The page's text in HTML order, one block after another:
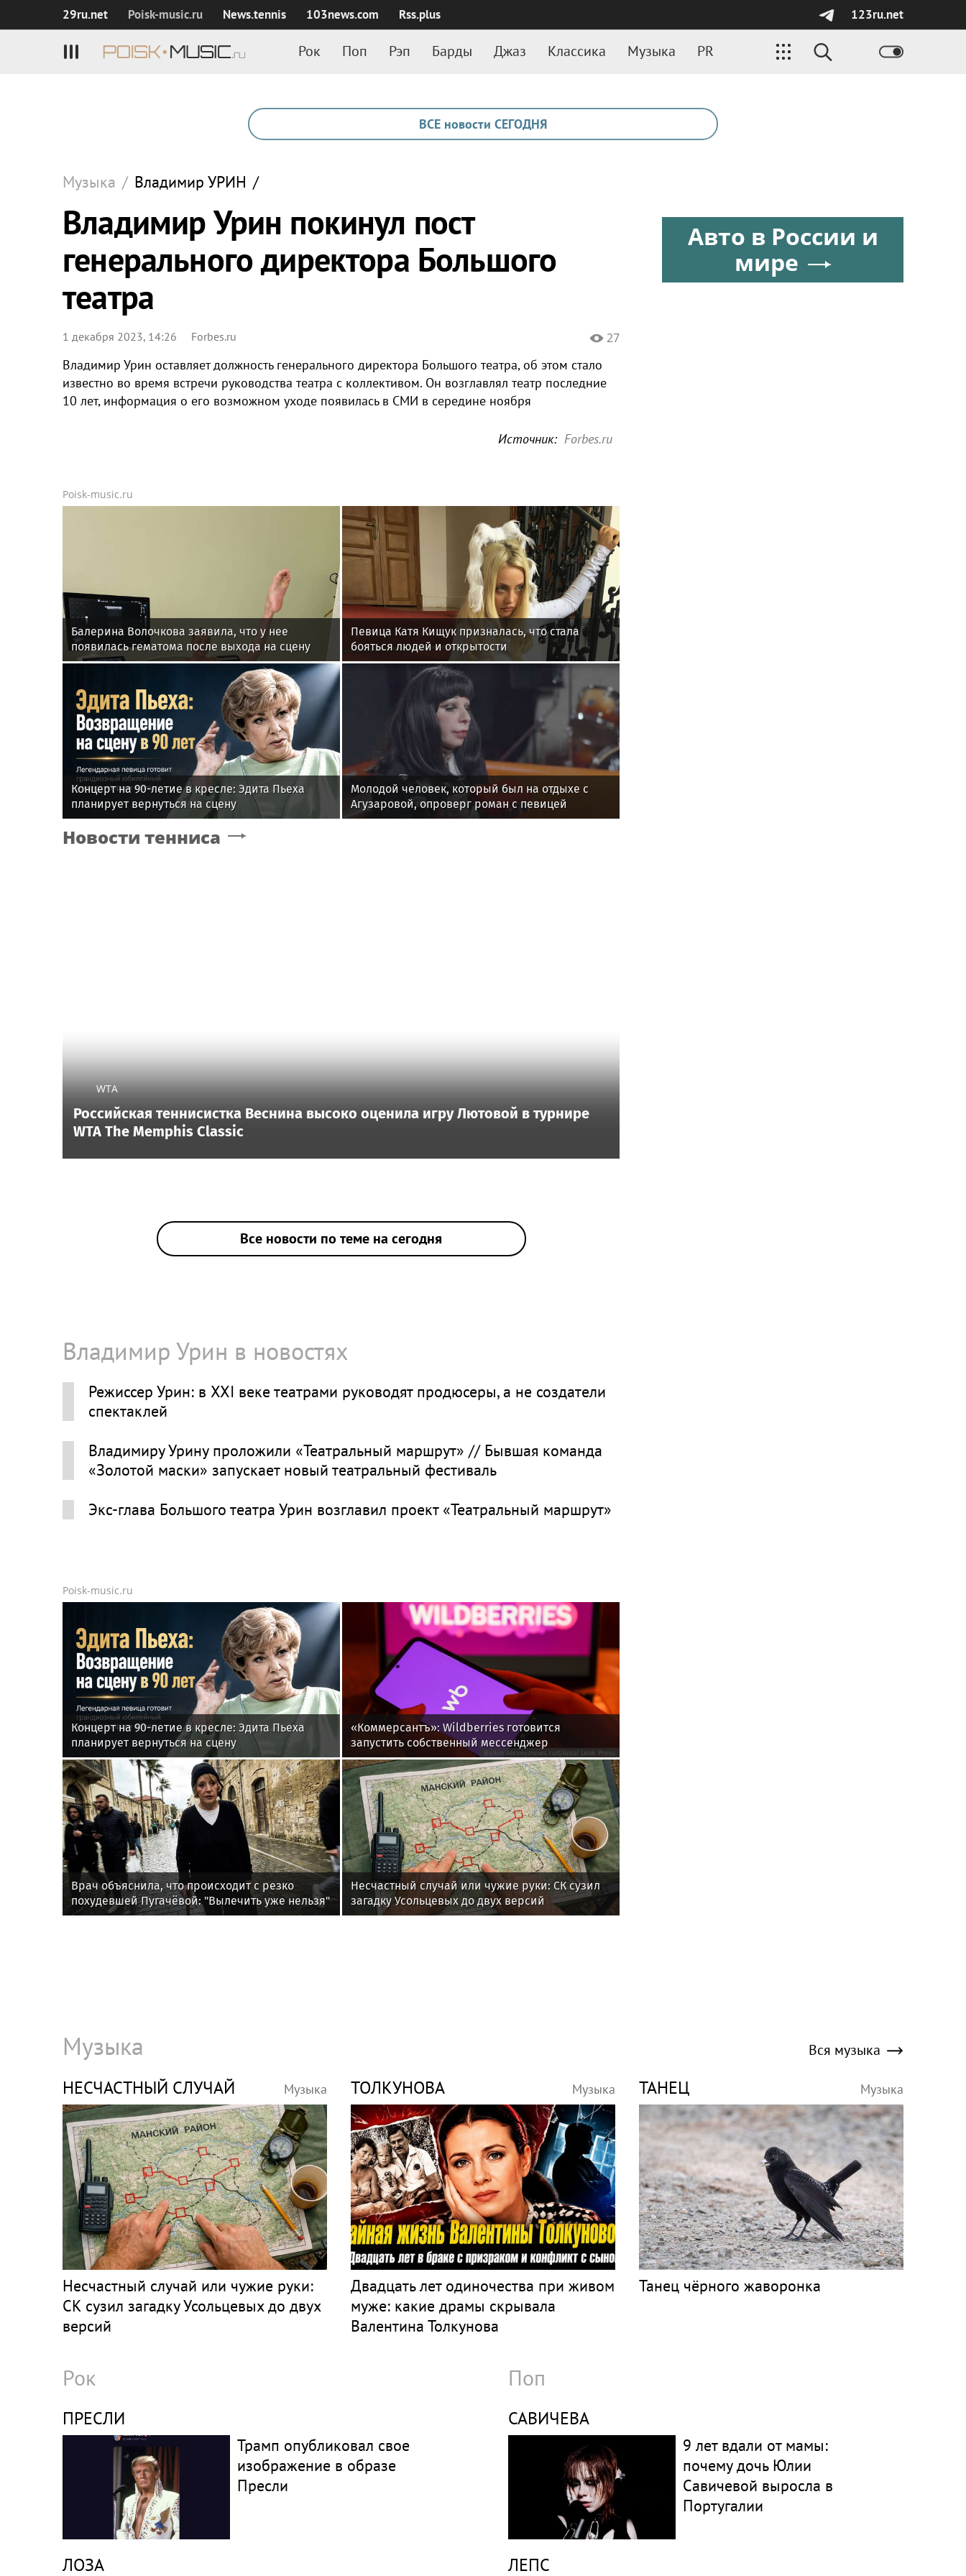
29ru.net Poisk‑music.ru News.tennis 103news.com Rss.plus 123ru.net
Рок Поп Рэп Барды Джаз Классика Музыка PR
ВСЕ новости СЕГОДНЯ
Музыка / Владимир УРИН /
Владимир Урин покинул пост
генерального директора Большого
театра
1 декабря 2023, 14:26 Forbes.ru 27
Владимир Урин оставляет должность генерального директора Большого театра, об этом стало
известно во время встречи руководства театра с коллективом. Он возглавлял театр последние
10 лет, информация о его возможном уходе появилась в СМИ в середине ноября
Источник: Forbes.ru
Poisk-music.ru
Балерина Волочкова заявила, что у нее
появилась гематома после выхода на сцену
Певица Катя Кищук призналась, что стала
бояться людей и открытости
Концерт на 90-летие в кресле: Эдита Пьеха
планирует вернуться на сцену
Молодой человек, который был на отдыхе с
Агузаровой, опроверг роман с певицей
Новости тенниса
WTA
Российская теннисистка Веснина высоко оценила игру Лютовой в турнире
WTA The Memphis Classic
Все новости по теме на сегодня
Владимир Урин в новостях
Режиссер Урин: в XXI веке театрами руководят продюсеры, а не создатели
спектаклей
Владимиру Урину проложили «Театральный маршрут» // Бывшая команда
«Золотой маски» запускает новый театральный фестиваль
Экс-глава Большого театра Урин возглавил проект «Театральный маршрут»
Poisk-music.ru
Концерт на 90-летие в кресле: Эдита Пьеха
планирует вернуться на сцену
«Коммерсантъ»: Wildberries готовится
запустить собственный мессенджер
Врач объяснила, что происходит с резко
похудевшей Пугачёвой: "Вылечить уже нельзя"
Несчастный случай или чужие руки: СК сузил
загадку Усольцевых до двух версий
Авто в России и
мире
Музыка Вся музыка
НЕСЧАСТНЫЙ СЛУЧАЙ Музыка
Несчастный случай или чужие руки:
СК сузил загадку Усольцевых до двух
версий
ТОЛКУНОВА Музыка
Двадцать лет одиночества при живом
муже: какие драмы скрывала
Валентина Толкунова
ТАНЕЦ Музыка
Танец чёрного жаворонка
Рок
ПРЕСЛИ
Трамп опубликовал свое
изображение в образе
Пресли
ЛОЗА
Поп
САВИЧЕВА
9 лет вдали от мамы:
почему дочь Юлии
Савичевой выросла в
Португалии
ЛЕПС